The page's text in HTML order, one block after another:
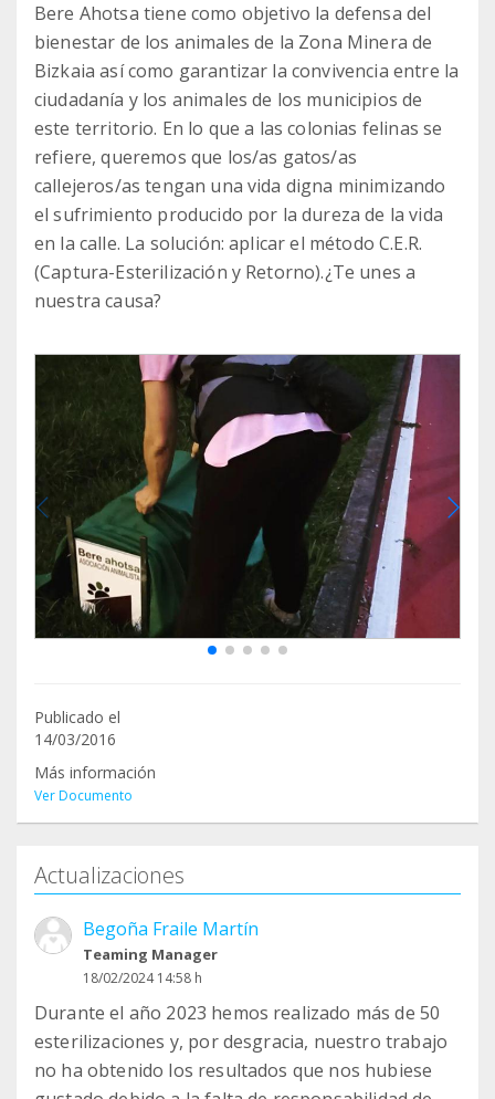
Bere Ahotsa tiene como objetivo la defensa del
bienestar de los animales de la Zona Minera de
Bizkaia así como garantizar la convivencia entre la
ciudadanía y los animales de los municipios de
este territorio. En lo que a las colonias felinas se
refiere, queremos que los/as gatos/as
callejeros/as tengan una vida digna minimizando
el sufrimiento producido por la dureza de la vida
en la calle. La solución: aplicar el método C.E.R.
(Captura-Esterilización y Retorno).¿Te unes a
nuestra causa?
Publicado el
14/03/2016
Más información
Ver Documento
Actualizaciones
Begoña Fraile Martín
Teaming Manager
18/02/2024 14:58 h
Durante el año 2023 hemos realizado más de 50
esterilizaciones y, por desgracia, nuestro trabajo
no ha obtenido los resultados que nos hubiese